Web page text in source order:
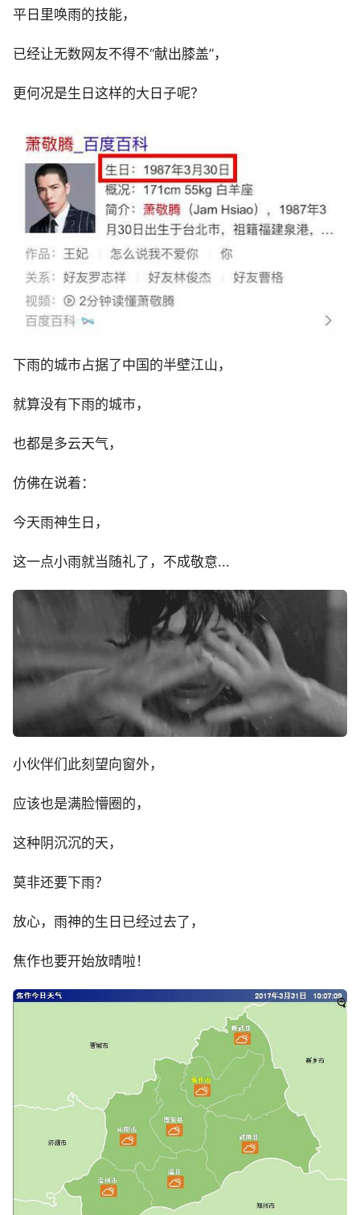
平日里唤雨的技能，
已经让无数网友不得不“献出膝盖”，
更何况是生日这样的大日子呢？
下雨的城市占据了中国的半壁江山，
就算没有下雨的城市，
也都是多云天气，
仿佛在说着：
今天雨神生日，
这一点小雨就当随礼了，不成敬意...
小伙伴们此刻望向窗外，
应该也是满脸懵圈的，
这种阴沉沉的天，
莫非还要下雨？
放心，雨神的生日已经过去了，
焦作也要开始放晴啦！